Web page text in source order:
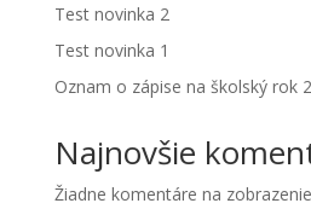
Test novinka 2
Test novinka 1
Oznam o zápise na školský rok
Najnovšie
Žiadne komentáre na